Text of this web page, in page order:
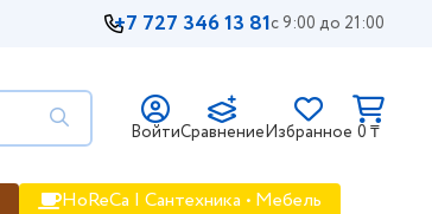
+7 727 346 13 81с 9:00 до 21:00
ВойтиСравнениеИзбранное 0 ₸
HoReCa | Сантехника • Мебель